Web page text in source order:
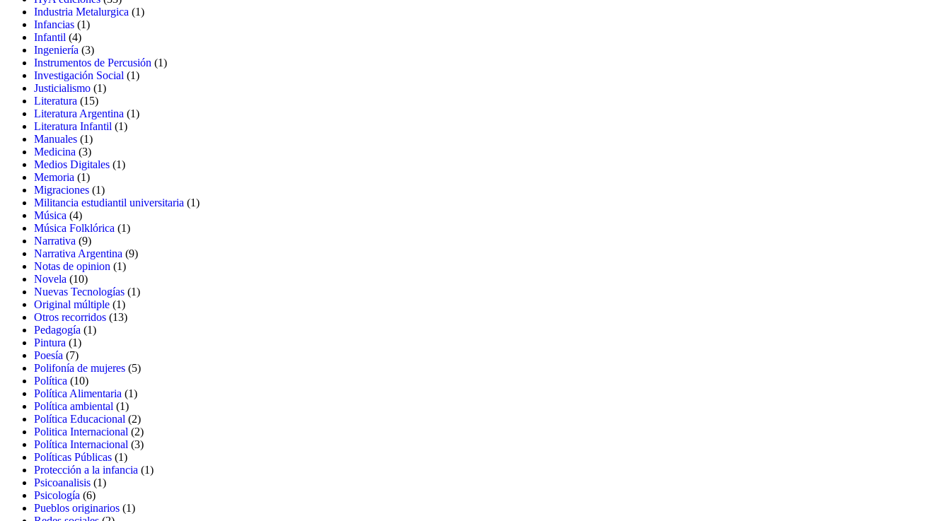
productos
Industria Metalurgica 11
Infancias 11
Infantil 44
productos
Ingeniería 33
productos
Instrumentos de Percusión 11
Investigación Social 11
Justicialismo 11
Literatura 1515
productos
Literatura Argentina 11
Literatura Infantil 11
Manuales 11
producto
Medicina 33
productos
Medios Digitales 11
Memoria 11
producto
Migraciones 11
producto
Militancia estudiantil universitaria 11
Música 44
productos
Música Folklórica 11
Narrativa 99
productos
Narrativa Argentina 99
Notas de opinion 11
Novela 1010
productos
Nuevas Tecnologías 11
Original múltiple 11
producto
Otros recorridos 1313
Pedagogía 11
Pintura 11
producto
Poesía 77
productos
Polifonía de mujeres 55
Política 1010
productos
Política Alimentaria 11
Política ambiental 11
producto
Política Educacional 22
productos
Politica Internacional 22
productos
Política Internacional 33
Políticas Públicas 11
producto
Protección a la infancia 11
Psicoanalisis 11
Psicología 66
productos
Pueblos originarios 11